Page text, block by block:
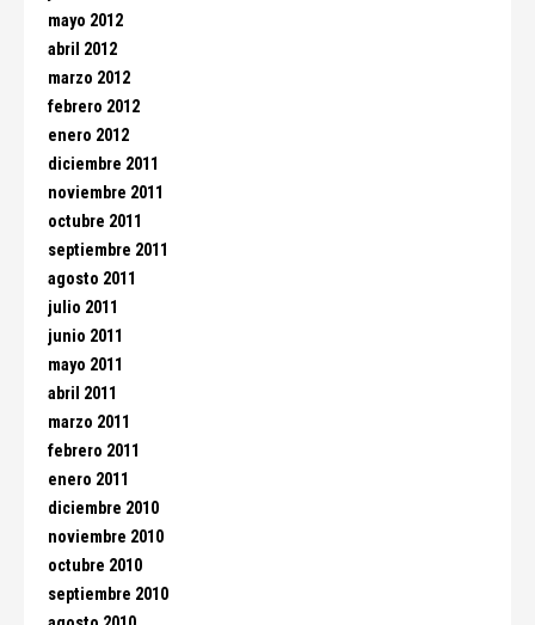
mayo 2012
abril 2012
marzo 2012
febrero 2012
enero 2012
diciembre 2011
noviembre 2011
octubre 2011
septiembre 2011
agosto 2011
julio 2011
junio 2011
mayo 2011
abril 2011
marzo 2011
febrero 2011
enero 2011
diciembre 2010
noviembre 2010
octubre 2010
septiembre 2010